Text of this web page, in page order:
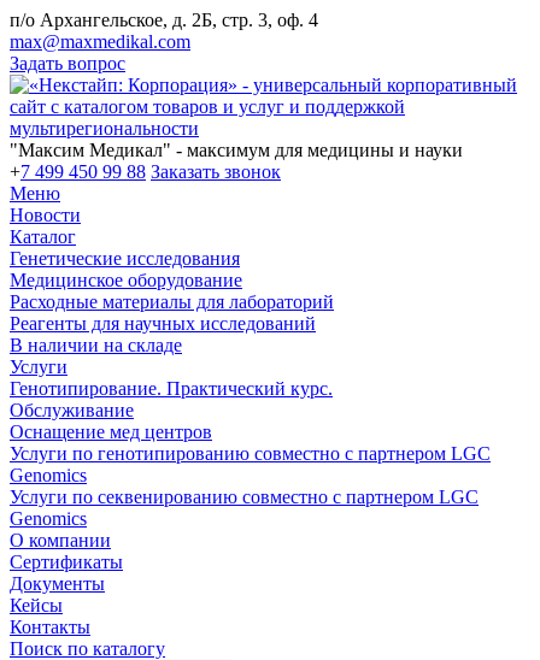
п/о Архангельское, д. 2Б, стр. 3, оф. 4
max@maxmedikal.com
Задать вопрос
"Максим Медикал" - максимум для медицины и науки
+7 499 450 99 88 Заказать звонок
Меню
Новости
Каталог
Генетические исследования
Медицинское оборудование
Расходные материалы для лабораторий
Реагенты для научных исследований
В наличии на складе
Услуги
Генотипирование. Практический курс.
Обслуживание
Оснащение мед центров
Услуги по генотипированию совместно с партнером LGC
Genomics
Услуги по секвенированию совместно с партнером LGC
Genomics
О компании
Сертификаты
Документы
Кейсы
Контакты
Поиск по каталогу